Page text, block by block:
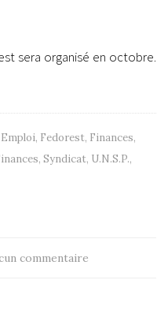
sera organisé en octobre.
Emploi, Fedorest, Finances,
, Syndicat, U.N.S.P.,
commentaire